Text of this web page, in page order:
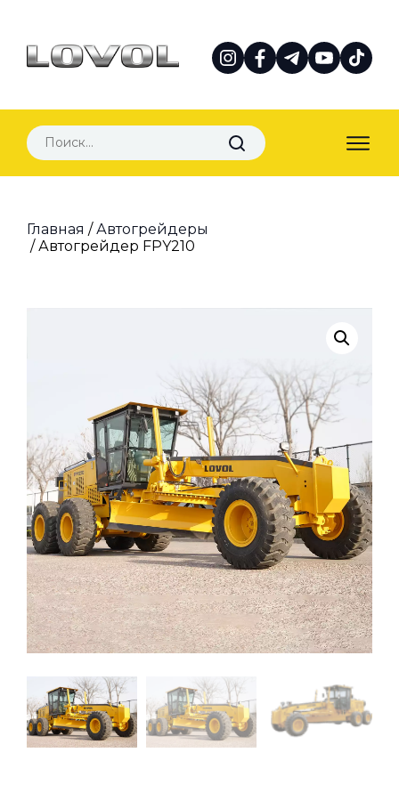
Главная /Автогрейдеры
/ Автогрейдер FPY210